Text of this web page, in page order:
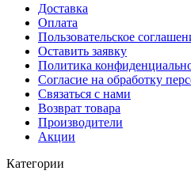
Доставка
Оплата
Пользовательское
Оставить заявку
Политика
Согласие на обработку
Связаться с нами
Возврат товара
Производители
Акции
Категории